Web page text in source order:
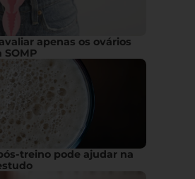
apenas os ovários
treino pode ajudar na